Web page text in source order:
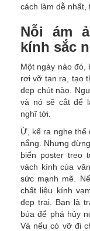
cách làm dễ nhất,
Nỗi ám
kính sắc
Một ngày nào đó,
rơi vỡ tan ra, tạo
đẹp chút nào.
và nó sẽ cắt để
nghĩ tới.
Ừ, kể ra nghe thế
nắng. Nhưng
biển poster treo
vách kính của
sức mạnh mẽ.
chất liệu kính
đẹp trai. Bạn là
búa để phá hủy
Và nếu có vỡ đi